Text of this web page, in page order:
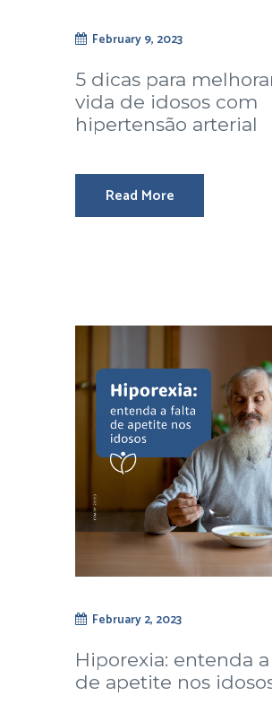
February 9, 2023
5 dicas para
vida de idosos com
hipertensão arterial
Read More
February 2, 2023
Hiporexia: entenda
de apetite nos